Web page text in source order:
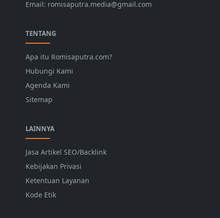
Email: romisaputra.media@gmail.com
TENTANG
Apa itu Romisaputra.com?
Hubungi Kami
Agenda Kami
Sitemap
LAINNYA
Jasa Artikel SEO/Backlink
Kebijakan Privasi
Ketentuan Layanan
Kode Etik